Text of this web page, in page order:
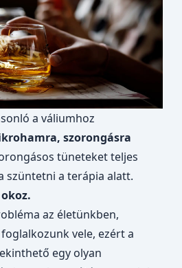
a váliumhoz
szorongásra
tüneteket teljes
szüntetni a terápia alatt.
az életünkben,
vele, ezért a
egy olyan